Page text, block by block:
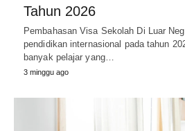
Tahun 2026
Pembahasan Visa Sekolah Di Luar
pendidikan internasional pada tahun
banyak pelajar yang…
3 minggu ago